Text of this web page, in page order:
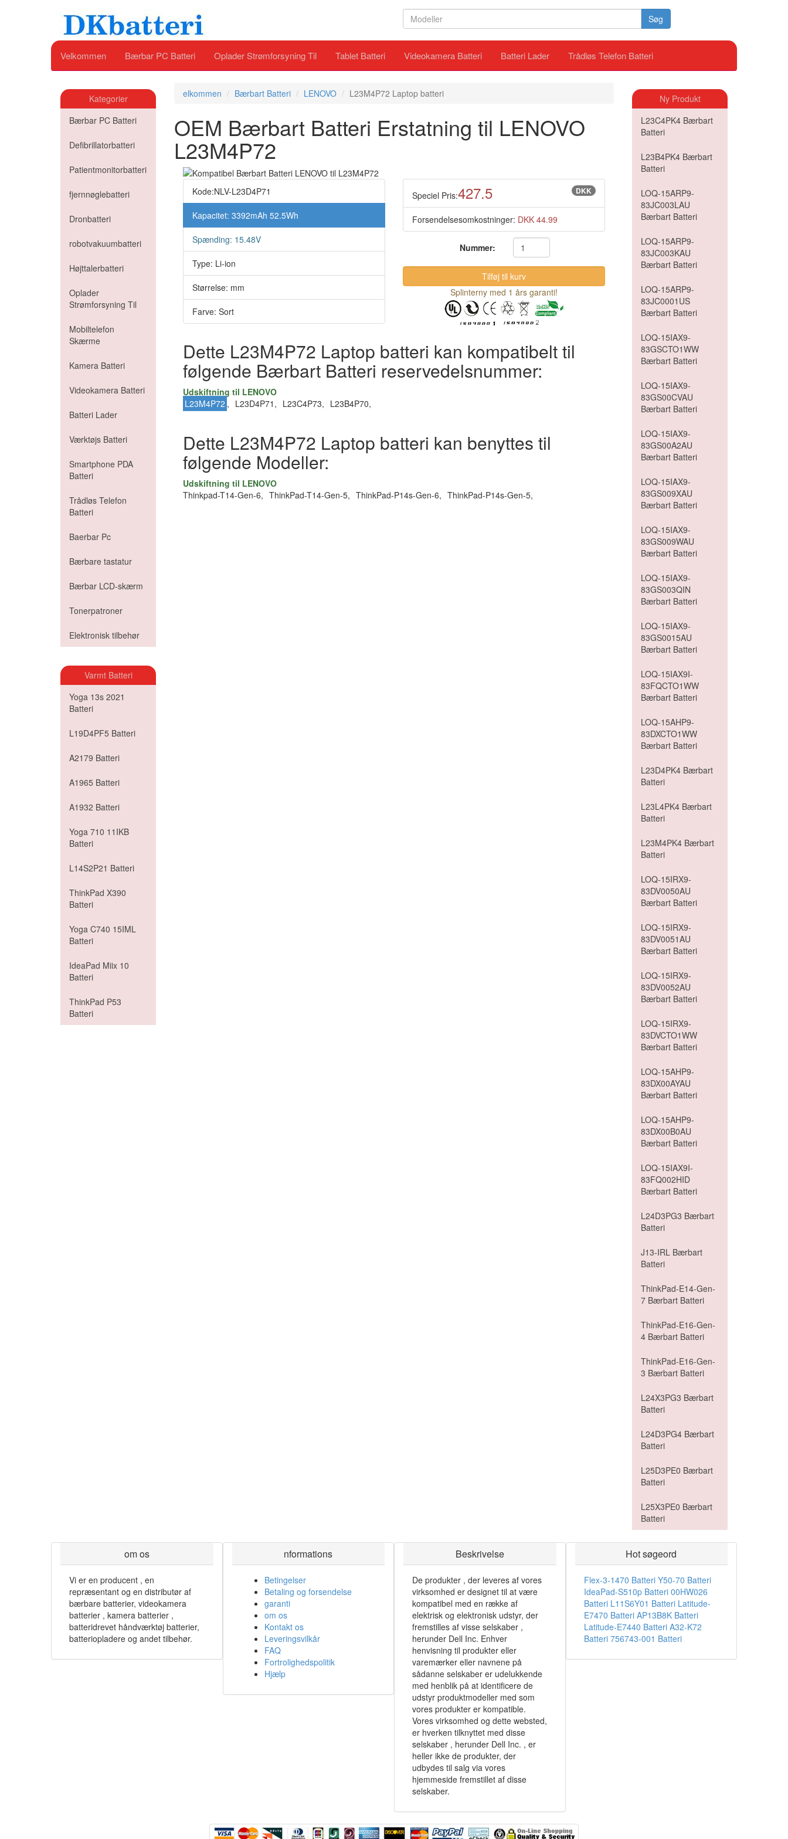
Søg
Velkommen Bærbar PC Batteri Oplader Strømforsyning Til Tablet Batteri Videokamera Batteri Batteri Lader Trådløs Telefon Batteri
Kategorier
Bærbar PC Batteri
Defibrillatorbatteri
Patientmonitorbatteri
fjernnøglebatteri
Dronbatteri
robotvakuumbatteri
Højttalerbatteri
Oplader
Strømforsyning Til
Mobiltelefon
Skærme
Kamera Batteri
Videokamera Batteri
Batteri Lader
Værktøjs Batteri
Smartphone PDA
Batteri
Trådløs Telefon
Batteri
Baerbar Pc
Bærbare tastatur
Bærbar LCD-skærm
Tonerpatroner
Elektronisk tilbehør
Varmt Batteri
Yoga 13s 2021
Batteri
L19D4PF5 Batteri
A2179 Batteri
A1965 Batteri
A1932 Batteri
Yoga 710 11IKB
Batteri
L14S2P21 Batteri
ThinkPad X390
Batteri
Yoga C740 15IML
Batteri
IdeaPad Miix 10
Batteri
ThinkPad P53
Batteri
elkommen Bærbart Batteri LENOVO L23M4P72 Laptop batteri
OEM Bærbart Batteri Erstatning til LENOVO
L23M4P72
Kode:NLV-L23D4P71
Kapacitet: 3392mAh 52.5Wh
Spænding: 15.48V
Type: Li-ion
Størrelse: mm
Farve: Sort
Speciel Pris:427.5 DKK
Forsendelsesomkostninger: DKK 44.99
Nummer:
Splinterny med 1 års garanti!
Dette L23M4P72 Laptop batteri kan kompatibelt til
følgende Bærbart Batteri reservedelsnummer:
Udskiftning til LENOVO
L23M4P72 , L23D4P71, L23C4P73, L23B4P70,
Dette L23M4P72 Laptop batteri kan benyttes til
følgende Modeller:
Udskiftning til LENOVO
Thinkpad-T14-Gen-6, ThinkPad-T14-Gen-5, ThinkPad-P14s-Gen-6, ThinkPad-P14s-Gen-5,
Ny Produkt
L23C4PK4 Bærbart
Batteri
L23B4PK4 Bærbart
Batteri
LOQ-15ARP9-
83JC003LAU
Bærbart Batteri
LOQ-15ARP9-
83JC003KAU
Bærbart Batteri
LOQ-15ARP9-
83JC0001US
Bærbart Batteri
LOQ-15IAX9-
83GSCTO1WW
Bærbart Batteri
LOQ-15IAX9-
83GS00CVAU
Bærbart Batteri
LOQ-15IAX9-
83GS00A2AU
Bærbart Batteri
LOQ-15IAX9-
83GS009XAU
Bærbart Batteri
LOQ-15IAX9-
83GS009WAU
Bærbart Batteri
LOQ-15IAX9-
83GS003QIN
Bærbart Batteri
LOQ-15IAX9-
83GS0015AU
Bærbart Batteri
LOQ-15IAX9I-
83FQCTO1WW
Bærbart Batteri
LOQ-15AHP9-
83DXCTO1WW
Bærbart Batteri
L23D4PK4 Bærbart
Batteri
L23L4PK4 Bærbart
Batteri
L23M4PK4 Bærbart
Batteri
LOQ-15IRX9-
83DV0050AU
Bærbart Batteri
LOQ-15IRX9-
83DV0051AU
Bærbart Batteri
LOQ-15IRX9-
83DV0052AU
Bærbart Batteri
LOQ-15IRX9-
83DVCTO1WW
Bærbart Batteri
LOQ-15AHP9-
83DX00AYAU
Bærbart Batteri
LOQ-15AHP9-
83DX00B0AU
Bærbart Batteri
LOQ-15IAX9I-
83FQ002HID
Bærbart Batteri
L24D3PG3 Bærbart
Batteri
J13-IRL Bærbart
Batteri
ThinkPad-E14-Gen-
7 Bærbart Batteri
ThinkPad-E16-Gen-
4 Bærbart Batteri
ThinkPad-E16-Gen-
3 Bærbart Batteri
L24X3PG3 Bærbart
Batteri
L24D3PG4 Bærbart
Batteri
L25D3PE0 Bærbart
Batteri
L25X3PE0 Bærbart
Batteri
om os
Vi er en producent , en
repræsentant og en distributør af
bærbare batterier, videokamera
batterier , kamera batterier ,
batteridrevet håndværktøj batterier,
batteriopladere og andet tilbehør.
nformations
Betingelser
Betaling og forsendelse
garanti
om os
Kontakt os
Leveringsvilkår
FAQ
Fortrolighedspolitik
Hjælp
Beskrivelse
De produkter , der leveres af vores
virksomhed er designet til at være
kompatibel med en række af
elektrisk og elektronisk udstyr, der
fremstilles af visse selskaber ,
herunder Dell Inc. Enhver
henvisning til produkter eller
varemærker eller navnene på
sådanne selskaber er udelukkende
med henblik på at identificere de
udstyr produktmodeller med som
vores produkter er kompatible.
Vores virksomhed og dette websted,
er hverken tilknyttet med disse
selskaber , herunder Dell Inc. , er
heller ikke de produkter, der
udbydes til salg via vores
hjemmeside fremstillet af disse
selskaber.
Hot søgeord
Flex-3-1470 Batteri Y50-70 Batteri
IdeaPad-S510p Batteri 00HW026
Batteri L11S6Y01 Batteri Latitude-
E7470 Batteri AP13B8K Batteri
Latitude-E7440 Batteri A32-K72
Batteri 756743-001 Batteri